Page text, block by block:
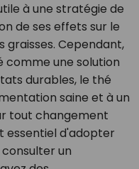
à une stratégie de
de ses effets sur le
graisses. Cependant,
comme une solution
durables, le thé
saine et à un
tout changement
essentiel d'adopter
un